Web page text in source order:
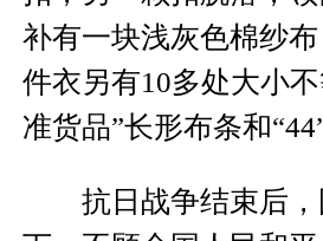
补有一块浅灰色棉纱
件衣另有10多处大小
准货品”长形布条和
抗日战争结束后，